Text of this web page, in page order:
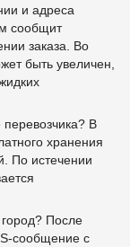
и адреса
сообщит
заказа. Во
быть увеличен,
В
хранения
По истечении
После
сообщение с